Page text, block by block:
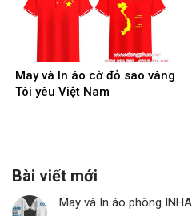
May và In áo cờ đỏ sao vàng
Tôi yêu Việt Nam
Bài viết mới
May và In áo phông